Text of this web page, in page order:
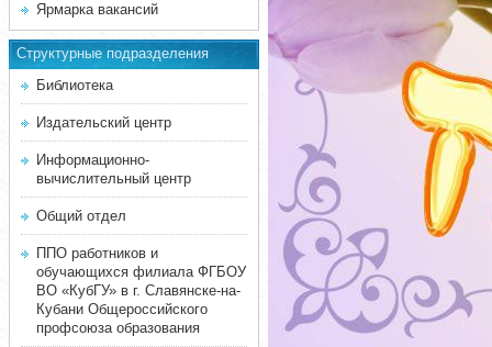
Ярмарка вакансий
Структурные подразделения
Библиотека
Издательский центр
Информационно-
вычислительный центр
Общий отдел
ППО работников и
обучающихся филиала ФГБОУ
ВО «КубГУ» в г. Славянске-на-
Кубани Общероссийского
профсоюза образования